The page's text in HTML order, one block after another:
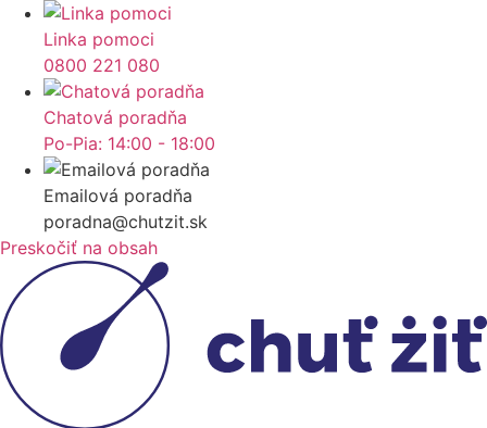
Linka pomoci
0800 221 080
Chatová poradňa
Po-Pia: 14:00 - 18:00
Emailová poradňa
poradna@chutzit.sk
Preskočiť na obsah